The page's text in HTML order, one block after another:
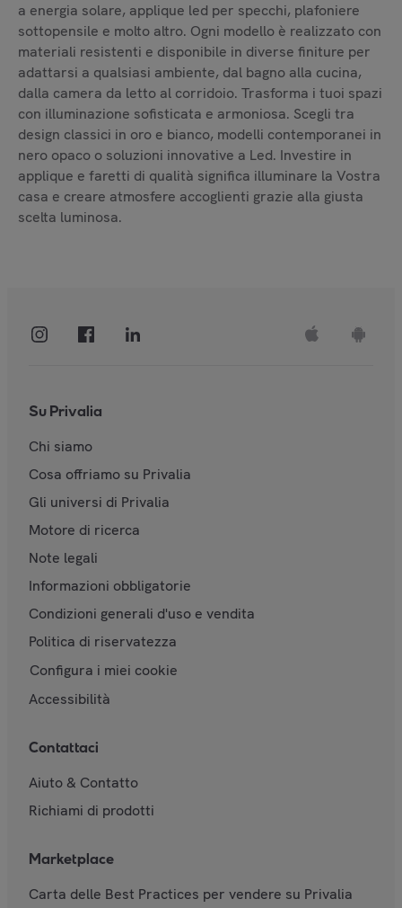
a energia solare, applique led per specchi, plafoniere
sottopensile e molto altro. Ogni modello è realizzato con
materiali resistenti e disponibile in diverse finiture per
adattarsi a qualsiasi ambiente, dal bagno alla cucina,
dalla camera da letto al corridoio. Trasforma i tuoi spazi
con illuminazione sofisticata e armoniosa. Scegli tra
design classici in oro e bianco, modelli contemporanei in
nero opaco o soluzioni innovative a Led. Investire in
applique e faretti di qualità significa illuminare la Vostra
casa e creare atmosfere accoglienti grazie alla giusta
scelta luminosa.
Su Privalia
Chi siamo
Cosa offriamo su Privalia
Gli universi di Privalia
Motore di ricerca
Note legali
Informazioni obbligatorie
Condizioni generali d'uso e vendita
Politica di riservatezza
Configura i miei cookie
Accessibilità
Contattaci
Aiuto & Contatto
Richiami di prodotti
Marketplace
Carta delle Best Practices per vendere su Privalia